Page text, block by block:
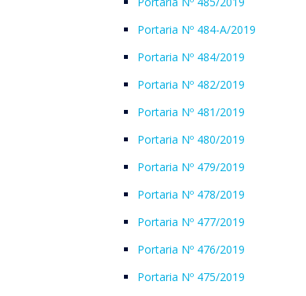
Portaria Nº 484-A/2019
Portaria Nº 484/2019
Portaria Nº 482/2019
Portaria Nº 481/2019
Portaria Nº 480/2019
Portaria Nº 479/2019
Portaria Nº 478/2019
Portaria Nº 477/2019
Portaria Nº 476/2019
Portaria Nº 475/2019